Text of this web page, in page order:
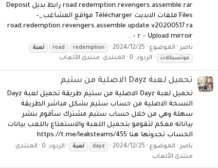
road.redemption.revengers.assemble.rar رابط بديل Deposit
Files ملفات الابديت Télécharger مواقع المشاغب_-
road.redemption.revengers.assemble.update.v20200517.ra
r - Upload mirroir -...
ناصر الموضوع 2024/12/25
redemption
road
لعبة
موتسيكلات
الردود: 0 المنتدى: منتدى الألعاب
تحميل لعبة Dayz الاصلية من ستيم
تحميل لعبة Dayz الاصلية من ستيم طريقة تحميل لعبة Dayz
النسخة الاصلية من حساب ستيم بشكل مباشر الطريقة
سهلة وهي من خلال حساب ستيم مشترك سأقوم بنشر
بياناته معكم لتقومو بتحميل اللعبة والاستمتاع باللعب بيانات
الحساب تجدونها هنا https://t.me/leaksteams/455
ناصر الموضوع 2024/12/25
dayz لعبة الردود: 0
المنتدى:
منتدى الألعاب